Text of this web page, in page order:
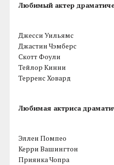
Любимый актер
Джесси Уильямс
Джастин Чэмберс
Скотт Фоули
Тейлор Кинни
Терренс Ховард
Любимая актриса
Эллен Помпео
Керри Вашингтон
Приянка Чопра